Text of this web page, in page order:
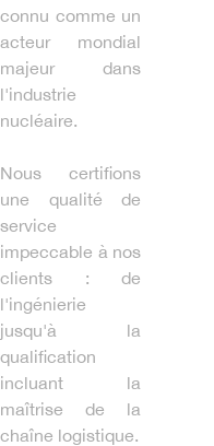
connu comme un
acteur mondial
majeur dans
l'industrie
nucléaire.
Nous certifions
une qualité de
service
impeccable à nos
clients : de
l'ingénierie
jusqu'à la
qualification
incluant la
maîtrise de la
chaîne logistique.